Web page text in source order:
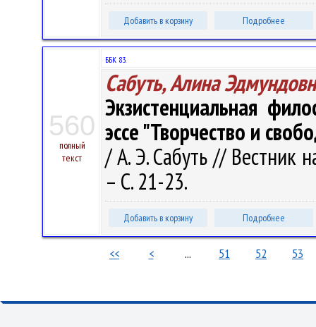
Добавить в корзину Подробнее
560
полный
текст
ББК 83.
Сабуть, Алина
Экзистенциальная
эссе "Творчество и
/ А. Э. Сабуть // Вестник
– С. 21-23.
Добавить в корзину Подробнее
<< < ... 51 52 53